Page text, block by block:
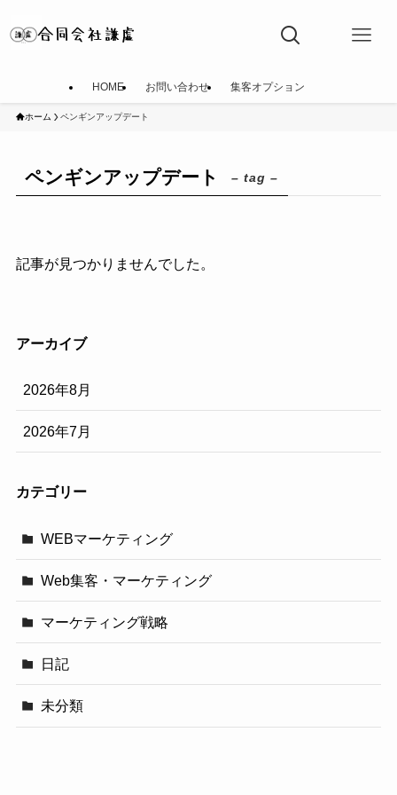
HOME お問い合わせ 集客オプション
ホーム ペンギンアップデート
ペンギンアップデート – tag –
記事が見つかりませんでした。
アーカイブ
2026年8月
2026年7月
カテゴリー
WEBマーケティング
Web集客・マーケティング
マーケティング戦略
日記
未分類